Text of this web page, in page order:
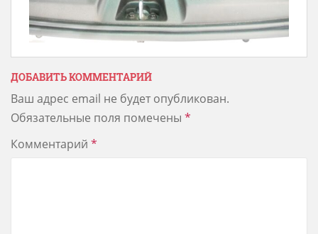
ДОБАВИТЬ КОММЕНТАРИЙ
Ваш адрес email не будет опубликован.
Обязательные поля помечены *
Комментарий *